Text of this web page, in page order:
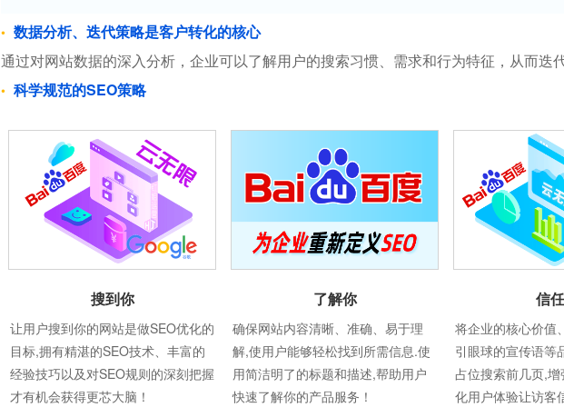
数据分析、迭代策略是客户转化的核心
通过对网站数据的深入分析，企业可以了解用户的搜索习惯、需求和行为特征，从而迭
科学规范的SEO策略
搜到你
让用户搜到你的网站是做SEO优化的
目标,拥有精湛的SEO技术、丰富的
经验技巧以及对SEO规则的深刻把握
才有机会获得更芯大脑！
了解你
确保网站内容清晰、准确、易于理
解,使用户能够轻松找到所需信息.使
用简洁明了的标题和描述,帮助用户
快速了解你的产品服务！
信
将企业的核心价值
引眼球的宣传语等
占位搜索前几页,
化用户体验让访客